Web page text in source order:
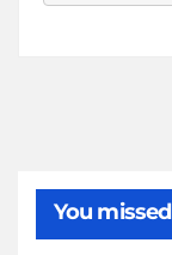
You missed